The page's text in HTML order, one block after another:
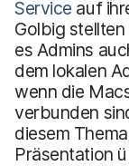
Service auf
Golbig
es Admins
dem lokalen
wenn die
verbunden
diesem
Präsentation